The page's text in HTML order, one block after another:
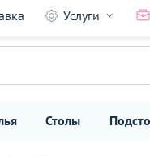
Услуги
Столы